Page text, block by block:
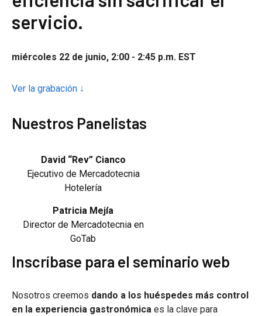
servicio.
miércoles 22 de junio, 2:00 - 2:45 p.m. EST
Ver la grabación ↓
Nuestros Panelistas
David “Rev” Cianco
Ejecutivo de Mercadotecnia
Hotelería
Patricia Mejía
Director de Mercadotecnia en
GoTab
Inscríbase para el seminario web
Nosotros creemos dando a los huéspedes más control
en la experiencia gastronómica es la clave para